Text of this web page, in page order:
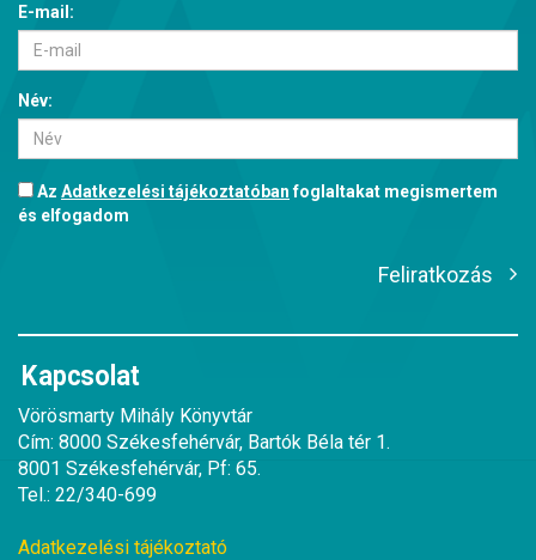
E-mail:
Név:
Az Adatkezelési tájékoztatóbanfoglaltakat megismertem
és elfogadom
Feliratkozás
Kapcsolat
Vörösmarty Mihály Könyvtár
Cím: 8000 Székesfehérvár, Bartók Béla tér 1.
8001 Székesfehérvár, Pf: 65.
Tel.: 22/340-699
Adatkezelési tájékoztató